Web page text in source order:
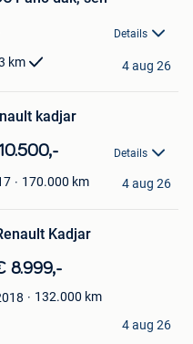
Details
km 4 aug 26
kadjar
Details
170.000 km 4 aug 26
Kadjar
8.999,-
132.000 km
4 aug 26